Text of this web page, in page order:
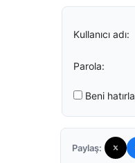
Kullanıcı adı:
Parola:
Beni hatırla
Paylaş: